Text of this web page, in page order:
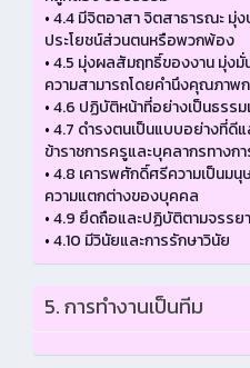
•4.4 มีจิตอาสา จิตสาธารณะ มุ่
ประโยชน์ส่วนตนหรือพวกพ้อง
•4.5 มุ่งผลสัมฤทธิ์ของงาน มุ่งมั่
ความสามารถโดยคำนึงคุณภาพ
•4.6 ปฏิบัติหน้าที่อย่างเป็นธรร
•4.7 ดำรงตนเป็นแบบอย่างที่ดี
ข้าราชการครูและบุคลากรทางก
•4.8 เคารพศักดิ์ศรีความเป็นม
ความแตกต่างของบุคคล
•4.9 ยึดถือและปฏิบัติตามจรร
•4.10 มีวินัยและการรักษาวินัย
5. การทำงานเป็นทีม